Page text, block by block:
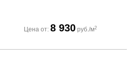
Цена от: 8 930 руб./м2